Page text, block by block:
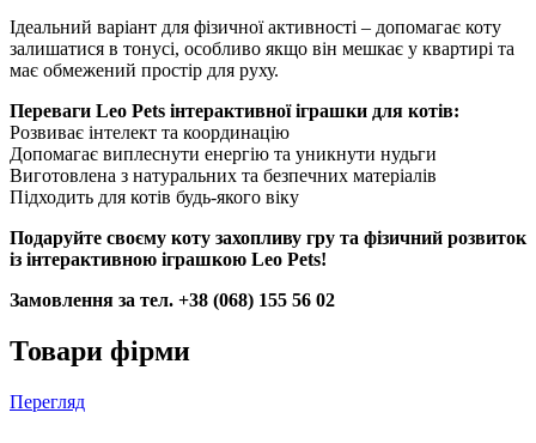
Ідеальний варіант для фізичної активності – допомагає коту
залишатися в тонусі, особливо якщо він мешкає у квартирі та
має обмежений простір для руху.
Переваги Leo Pets інтерактивної іграшки для котів:
Розвиває інтелект та координацію
Допомагає виплеснути енергію та уникнути нудьги
Виготовлена з натуральних та безпечних матеріалів
Підходить для котів будь-якого віку
Подаруйте своєму коту захопливу гру та фізичний розвиток
із інтерактивною іграшкою Leo Pets!
Замовлення за тел. +38 (068) 155 56 02
Товари фірми
Перегляд